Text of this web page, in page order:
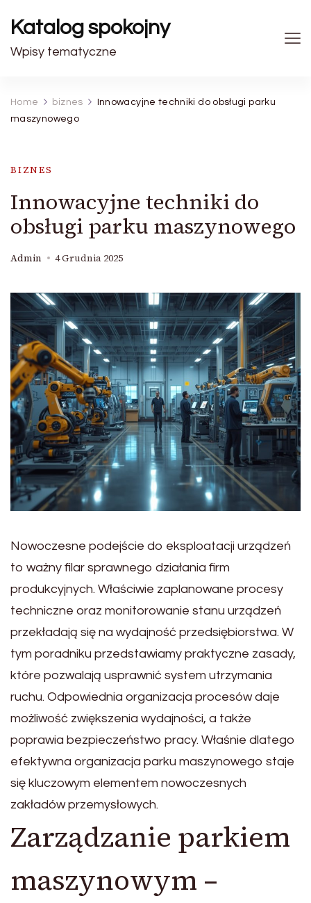
Katalog spokojny
Wpisy tematyczne
Home biznes
Innowacyjne techniki do obsługi parku
maszynowego
BIZNES
Innowacyjne techniki do
obsługi parku maszynowego
Admin 4 Grudnia 2025
Nowoczesne podejście do eksploatacji urządzeń
to ważny filar sprawnego działania firm
produkcyjnych. Właściwie zaplanowane procesy
techniczne oraz monitorowanie stanu urządzeń
przekładają się na wydajność przedsiębiorstwa. W
tym poradniku przedstawiamy praktyczne zasady,
które pozwalają usprawnić system utrzymania
ruchu. Odpowiednia organizacja procesów daje
możliwość zwiększenia wydajności, a także
poprawia bezpieczeństwo pracy. Właśnie dlatego
efektywna organizacja parku maszynowego staje
się kluczowym elementem nowoczesnych
zakładów przemysłowych.
Zarządzanie parkiem
maszynowym –